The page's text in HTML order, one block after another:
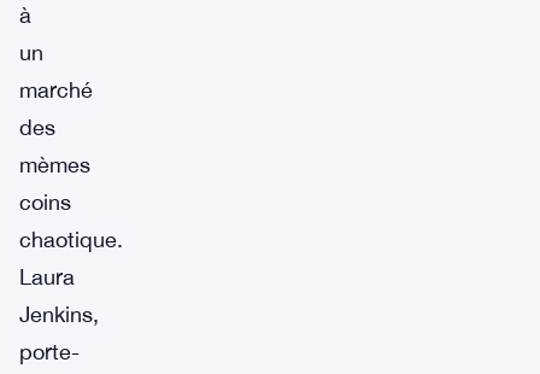
à
un
marché
des
mèmes
coins
chaotique.
Laura
Jenkins,
porte-